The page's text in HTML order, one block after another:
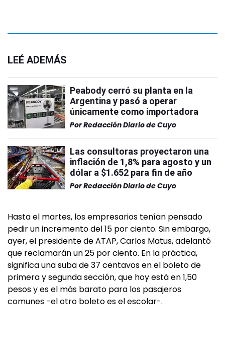
LEÉ ADEMÁS
Peabody cerró su planta en la
Argentina y pasó a operar
únicamente como importadora
PorRedacción Diario de Cuyo
Las consultoras proyectaron una
inflación de 1,8% para agosto y un
dólar a $1.652 para fin de año
PorRedacción Diario de Cuyo
Hasta el martes, los empresarios tenían pensado
pedir un incremento del 15 por ciento. Sin embargo,
ayer, el presidente de ATAP, Carlos Matus, adelantó
que reclamarán un 25 por ciento. En la práctica,
significa una suba de 37 centavos en el boleto de
primera y segunda sección, que hoy está en 1,50
pesos y es el más barato para los pasajeros
comunes -el otro boleto es el escolar-.